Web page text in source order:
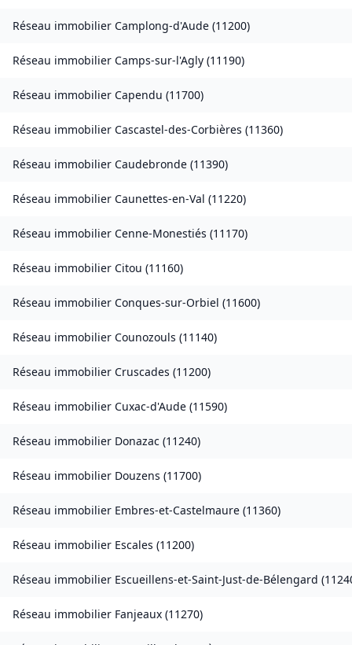
Réseau immobilier Camplong-d'Aude (11200)
Réseau immobilier Camps-sur-l'Agly (11190)
Réseau immobilier Capendu (11700)
Réseau immobilier Cascastel-des-Corbières (11360)
Réseau immobilier Caudebronde (11390)
Réseau immobilier Caunettes-en-Val (11220)
Réseau immobilier Cenne-Monestiés (11170)
Réseau immobilier Citou (11160)
Réseau immobilier Conques-sur-Orbiel (11600)
Réseau immobilier Counozouls (11140)
Réseau immobilier Cruscades (11200)
Réseau immobilier Cuxac-d'Aude (11590)
Réseau immobilier Donazac (11240)
Réseau immobilier Douzens (11700)
Réseau immobilier Embres-et-Castelmaure (11360)
Réseau immobilier Escales (11200)
Réseau immobilier Escueillens-et-Saint-Just-de-Bélengard (
Réseau immobilier Fanjeaux (11270)